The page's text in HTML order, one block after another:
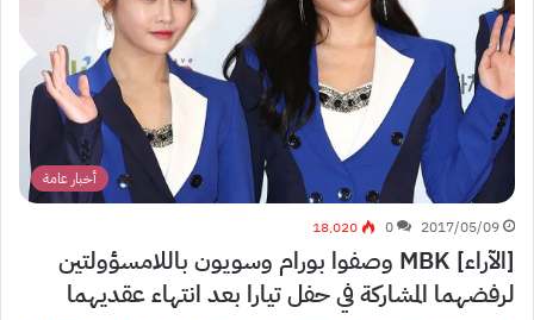
أخبار عامة
2017/05/09
0 18٬020
[الآراء] MBK وصفوا بورام وسويون باللامسؤولتين
لرفضهما المشاركة في حفل تيارا بعد انتهاء عقديهما